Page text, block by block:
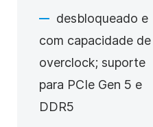
desbloqueado e
com capacidade de
overclock; suporte
para PCIe Gen 5 e
DDR5